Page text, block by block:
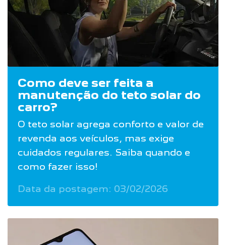
Como deve ser feita a
manutenção do teto solar do
carro?
O teto solar agrega conforto e valor de
revenda aos veículos, mas exige
cuidados regulares. Saiba quando e
como fazer isso!
Data da postagem: 03/02/2026